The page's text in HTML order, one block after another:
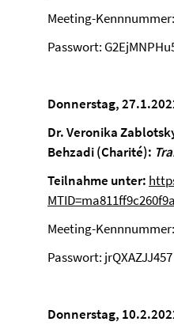
Meeting-Kennnummer:
Passwort:
Donnerstag,
Dr. Veronika
Behzadi (Charité):
Teilnahme unter:
Meeting-Kennnummer:
Passwort: jrQXAZJJ457
Donnerstag,